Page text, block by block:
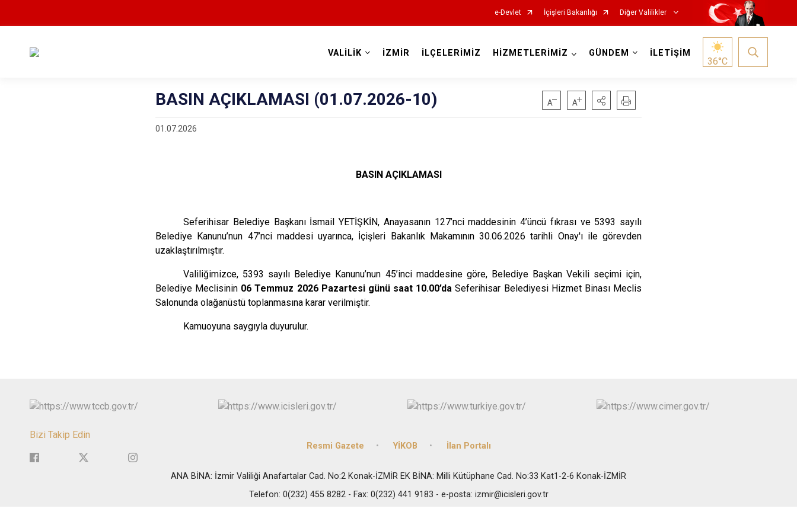
e-Devlet İçişleri Bakanlığı Diğer Valilikler
VALİLİK İZMİR İLÇELERİMİZ HİZMETLERİMİZ GÜNDEM İLETİŞİM
36°C
BASIN AÇIKLAMASI (01.07.2026-10)
01.07.2026
BASIN AÇIKLAMASI
Seferihisar Belediye Başkanı İsmail YETİŞKİN, Anayasanın 127’nci maddesinin 4’üncü fıkrası ve 5393 sayılı
Belediye Kanunu’nun 47’nci maddesi uyarınca, İçişleri Bakanlık Makamının 30.06.2026 tarihli Onay'ı ile görevden
uzaklaştırılmıştır.
Valiliğimizce, 5393 sayılı Belediye Kanunu’nun 45’inci maddesine göre, Belediye Başkan Vekili seçimi için,
Belediye Meclisinin 06 Temmuz 2026 Pazartesi günü saat 10.00’da Seferihisar Belediyesi Hizmet Binası Meclis
Salonunda olağanüstü toplanmasına karar verilmiştir.
Kamuoyuna saygıyla duyurulur.
Bizi Takip Edin
Resmi Gazete YİKOB İlan Portalı
ANA BİNA: İzmir Valiliği Anafartalar Cad. No:2 Konak-İZMİR EK BİNA: Milli Kütüphane Cad. No:33 Kat1-2-6 Konak-İZMİR
Telefon: 0(232) 455 8282 - Fax: 0(232) 441 9183 - e-posta: izmir@icisleri.gov.tr